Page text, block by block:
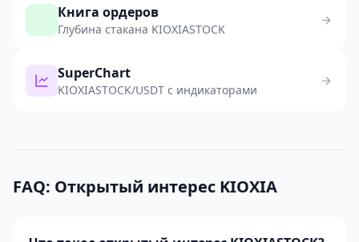
Книга ордеров
Глубина стакана KIOXIASTOCK
SuperChart
KIOXIASTOCK/USDT с индикаторами
FAQ: Открытый интерес KIOXIA